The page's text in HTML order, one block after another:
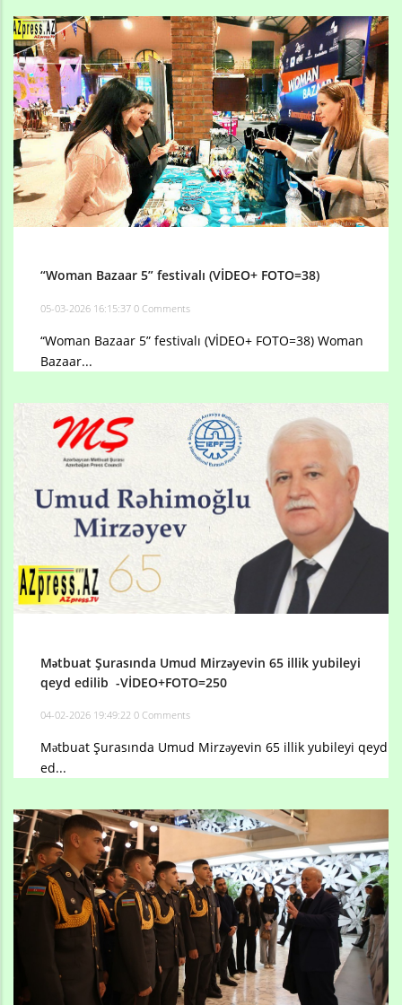
“Woman Bazaar 5” festivalı (VİDEO+ FOTO=38)
05-03-2026 16:15:37 0 Comments
“Woman Bazaar 5” festivalı (VİDEO+ FOTO=38) Woman
Bazaar...
Mətbuat Şurasında Umud Mirzəyevin 65 illik yubileyi
qeyd edilib -VİDEO+FOTO=250
04-02-2026 19:49:22 0 Comments
Mətbuat Şurasında Umud Mirzəyevin 65 illik yubileyi qeyd
ed...